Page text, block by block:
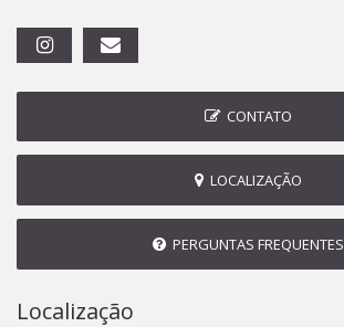
CONTATO
LOCALIZAÇÃO
PERGUNTAS FREQUENTES
Localização